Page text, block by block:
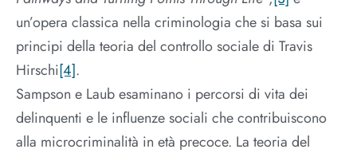
un’opera classica nella criminologia che si basa sui
principi della teoria del controllo sociale di Travis
Hirschi[4].
Sampson e Laub esaminano i percorsi di vita dei
delinquenti e le influenze sociali che contribuiscono
alla microcriminalità in età precoce. La teoria del